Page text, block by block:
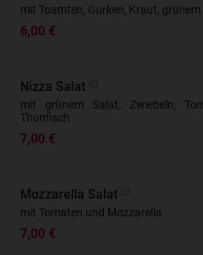
mit Toamten, Gurken, Kraut,
6,00 €
Nizza Salat
mit grünem Salat, Zwiebeln,
Thunfisch
7,00 €
Mozzarella Salat
mit Tomaten und Mozzarella
7,00 €